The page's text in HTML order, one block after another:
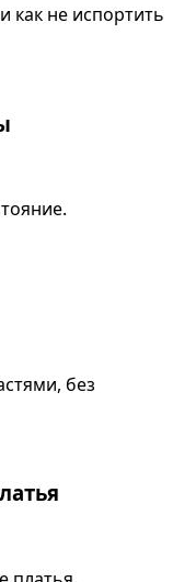
как не испортить
без